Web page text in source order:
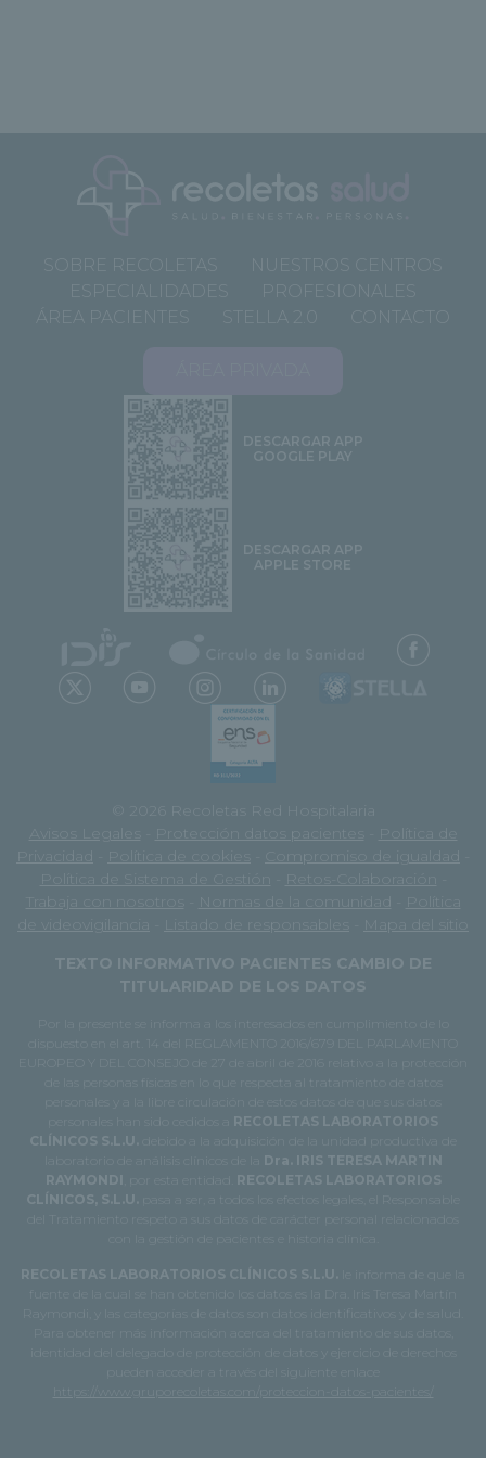
SOBRE RECOLETAS
NUESTROS CENTROS
ESPECIALIDADES
PROFESIONALES
ÁREA PACIENTES
STELLA 2.0 CONTACTO
DESCARGAR APP
GOOGLE PLAY
DESCARGAR APP
APPLE STORE
© 2026 Recoletas Red Hospitalaria
Avisos Legales
Protección datos pacientes
Política de
Privacidad
Política de cookies Compromiso de igualdad
Política de Sistema de Gestión
Retos-Colaboración
Trabaja con nosotros
Normas de la comunidad
Política
de videovigilancia
Listado de responsables
Mapa del sitio
TEXTO INFORMATIVO PACIENTES CAMBIO DE
TITULARIDAD DE LOS DATOS
Por la presente se informa a los interesados en cumplimiento de lo
dispuesto en el art. 14 del REGLAMENTO 2016/679 DEL PARLAMENTO
EUROPEO Y DEL CONSEJO de 27 de abril de 2016 relativo a la protección
de las personas físicas en lo que respecta al tratamiento de datos
personales y a la libre circulación de estos datos de que sus datos
RECOLETAS LABORATORIOS
CLÍNICOS S.L.U.
debido a la adquisición de la unidad productiva de
laboratorio de análisis clínicos de la Dra. IRIS TERESA MARTIN
RAYMONDI , por esta entidad. RECOLETAS LABORATORIOS
CLÍNICOS, S.L.U.
pasa a ser, a todos los efectos legales, el Responsable
del Tratamiento respeto a sus datos de carácter personal relacionados
con la gestión de pacientes e historia clínica.
RECOLETAS LABORATORIOS CLÍNICOS S.L.U.
le informa de que la
fuente de la cual se han obtenido los datos es la Dra. Iris Teresa Martín
Raymondi, y las categorías de datos son datos identificativos y de salud.
Para obtener más información acerca del tratamiento de sus datos,
identidad del delegado de protección de datos y ejercicio de derechos
pueden acceder a través del siguiente enlace
https://www.gruporecoletas.com/proteccion-datos-pacientes/